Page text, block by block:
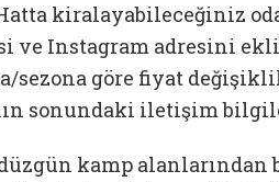
kiralayabileceğiniz
ve Instagram adresini
sezona göre fiyat
sonundaki iletişim
düzgün kamp